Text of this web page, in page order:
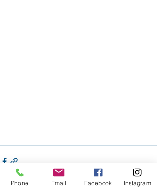
Phone Email Facebook Instagram